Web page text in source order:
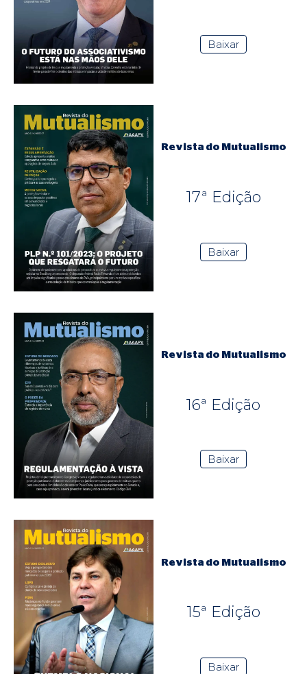
Baixar
Revista do Mutualismo
17ª Edição
Baixar
Revista do Mutualismo
16ª Edição
Baixar
Revista do Mutualismo
15ª Edição
Baixar